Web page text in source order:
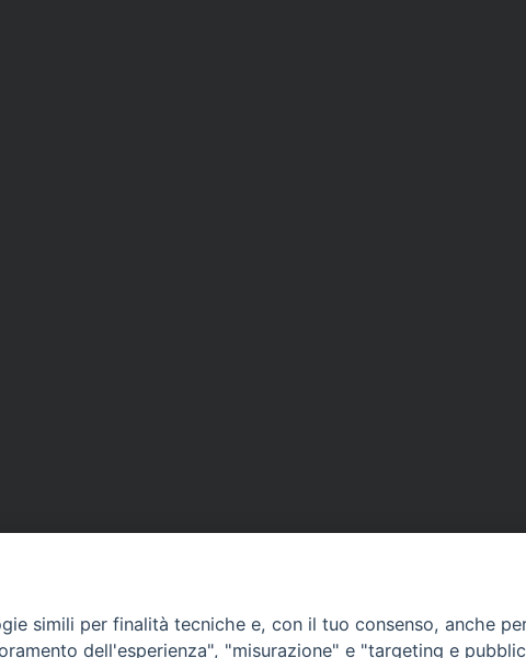
simili per finalità tecniche e, con il tuo consenso, anche
dell'esperienza", "misurazione" e "targeting e